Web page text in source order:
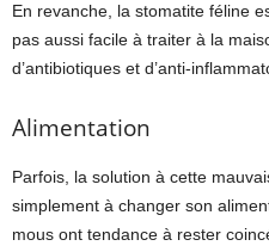
En revanche, la stomatite féline
pas aussi facile à traiter à la
d’antibiotiques et d’anti-
Alimentation
Parfois, la solution à cette
simplement à changer son
mous ont tendance à rester